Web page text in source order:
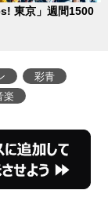
東京」週間1500
彩青
楽